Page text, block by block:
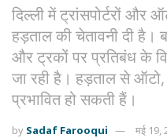
दिल्ली में ट्रांसपोर्टरों
हड़ताल की चेतावनी दी है।
और ट्रकों पर प्रतिबंध के
जा रही है। हड़ताल से
प्रभावित हो सकती हैं।
by Sadaf Farooqui मई 19,